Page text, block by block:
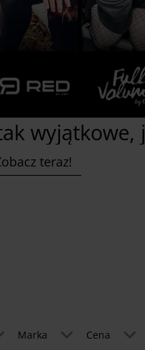
wyjątkowe,
teraz!
Marka Cena